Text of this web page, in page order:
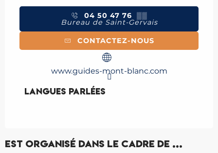
04 50 47 76 ▒▒
Bureau de Saint-Gervais
CONTACTEZ-NOUS
www.guides-mont-blanc.com
Langues parlées
Langues parlées
Est organisé dans le cadre de ...